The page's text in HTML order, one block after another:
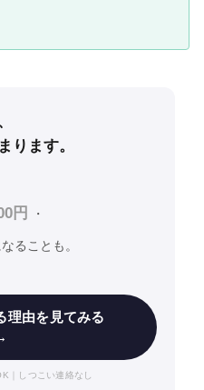
ります。
円 ・
ることも。
理由を見てみる
｜しつこい連絡なし